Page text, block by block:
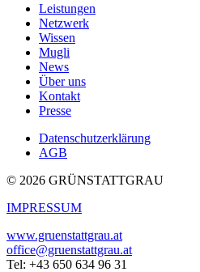
Leistungen
Netzwerk
Wissen
Mugli
News
Über uns
Kontakt
Presse
Datenschutzerklärung
AGB
© 2026 GRÜNSTATTGRAU
IMPRESSUM
www.gruenstattgrau.at
office@gruenstattgrau.at
Tel: +43 650 634 96 31